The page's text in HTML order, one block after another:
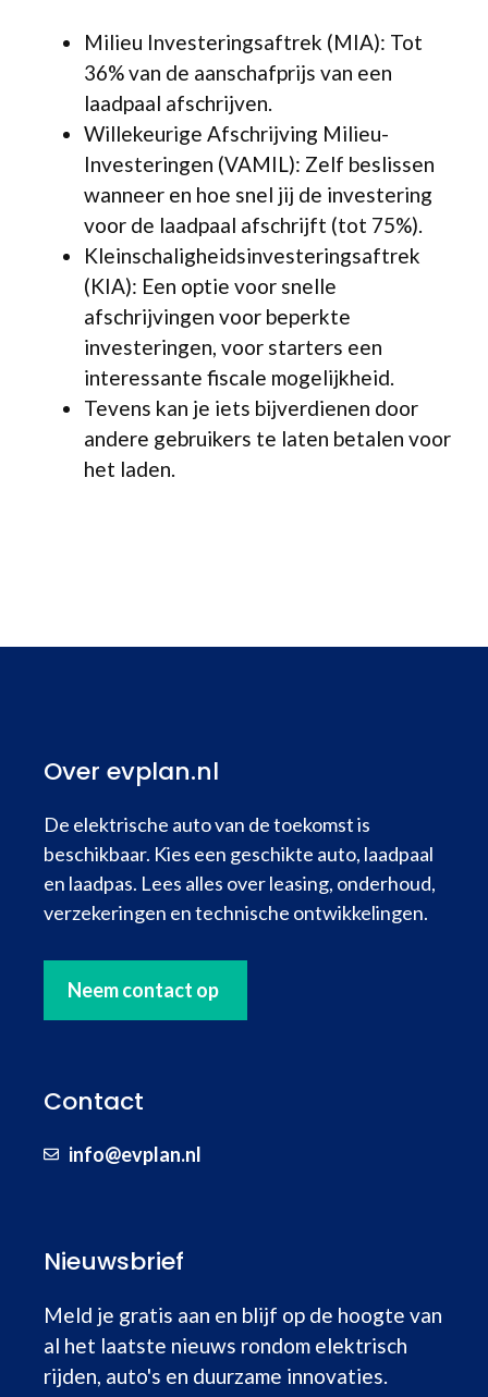
Milieu Investeringsaftrek (MIA): Tot
36% van de aanschafprijs van een
laadpaal afschrijven.
Willekeurige Afschrijving Milieu-
Investeringen (VAMIL): Zelf beslissen
wanneer en hoe snel jij de investering
voor de laadpaal afschrijft (tot 75%).
Kleinschaligheidsinvesteringsaftrek
(KIA): Een optie voor snelle
afschrijvingen voor beperkte
investeringen, voor starters een
interessante fiscale mogelijkheid.
Tevens kan je iets bijverdienen door
andere gebruikers te laten betalen voor
het laden.
Over evplan.nl
De elektrische auto van de toekomst is
beschikbaar. Kies een geschikte auto, laadpaal
en laadpas. Lees alles over leasing, onderhoud,
verzekeringen en technische ontwikkelingen.
Neem contact op
Contact
info@evplan.nl
Nieuwsbrief
Meld je gratis aan en blijf op de hoogte van
al het laatste nieuws rondom elektrisch
rijden, auto's en duurzame innovaties.